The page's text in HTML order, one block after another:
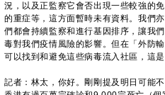
況，以及正監察它會否出現一些較強的
的重症等，這方面暫時未有資料。我們
們都會持續監察和進行基因排序，讓我
毒對我們疫情風險的影響。但在「外防
可以找到和避免這些病毒流入社區，這是
記者：林太，你好。剛剛提及明日可能